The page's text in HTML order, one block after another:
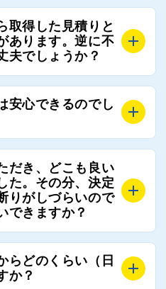
い。
は屋根コネクト事務局へご
様の屋根修理を全面的にフォ
お気軽にご相談ください。
がございますので、プラス
れば、即時屋根コネクトに
。お気軽にお申し付けくだ
取得した見積りと
あります。逆に不
夫でしょうか？
界は費用の内訳に不透明な
でも１００万円以上の差が
な不安を抱えてしまう屋根
正な工事業者選びのお手伝
でございます。
だからこそ比較が重要になり
トを活用ください。
安心できるのでし
の安心を支える「優良工事
ております。
お客様アンケートを実施
業者は事実確認の上で、屋
時登録を解除できる契約と
る体制により、お客様の安
す。
だき、どこも良い
た。その分、決定
りがしづらいので
できますか？
さい。屋根コネクトでは、
で代行しております。
らどのくらい（日
か？